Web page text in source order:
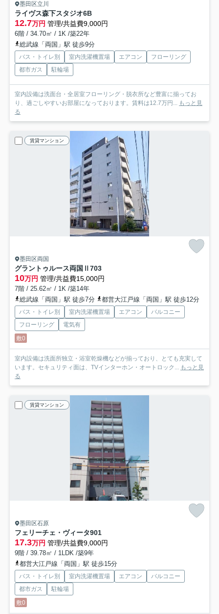
墨田区立川
ライヴス森下スタジオ6B
12.7万円 管理/共益費9,000円
6階 / 34.70㎡ / 1K /築22年
総武線「両国」駅 徒歩9分
バス・トイレ別 室内洗濯機置場 エアコン
フローリング
都市ガス
駐輪場
室内設備は洗面台・全居室フローリング・脱衣所など豊富に揃ってお
り、過ごしやすいお部屋になっております。賃料は12.7万円... もっと見
る
賃貸マンション
墨田区両国
グラントゥルース両国Ⅱ 703
10万円 管理/共益費15,000円
7階 / 25.62㎡ / 1K /築14年
総武線「両国」駅 徒歩7分
都営大江戸線「両国」駅 徒歩12分
バス・トイレ別 室内洗濯機置場 エアコン
バルコニー
フローリング
電気有
敷0
室内設備は洗面所独立・浴室乾燥機などが揃っており、とても充実して
います。セキュリティ面は、TVインターホン・オートロック... もっと見
る
賃貸マンション
墨田区石原
フェリーチェ・ヴィータ901
17.3万円 管理/共益費9,000円
9階 / 39.78㎡ / 1LDK /築9年
都営大江戸線「両国」駅 徒歩15分
バス・トイレ別 室内洗濯機置場 エアコン
バルコニー
都市ガス
駐輪場
敷0